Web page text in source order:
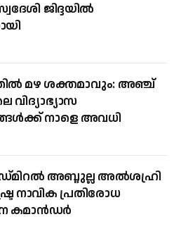
ജിദ്ദയിൽ
മഴ ശക്തമാവും: അഞ്ച്
വിദ്യാഭ്യാസ
നാളെ അവധി
അബ്ദുല്ല അല്‍ശഹ്രി
നാവിക പ്രതിരോധ
കമാന്‍ഡര്‍